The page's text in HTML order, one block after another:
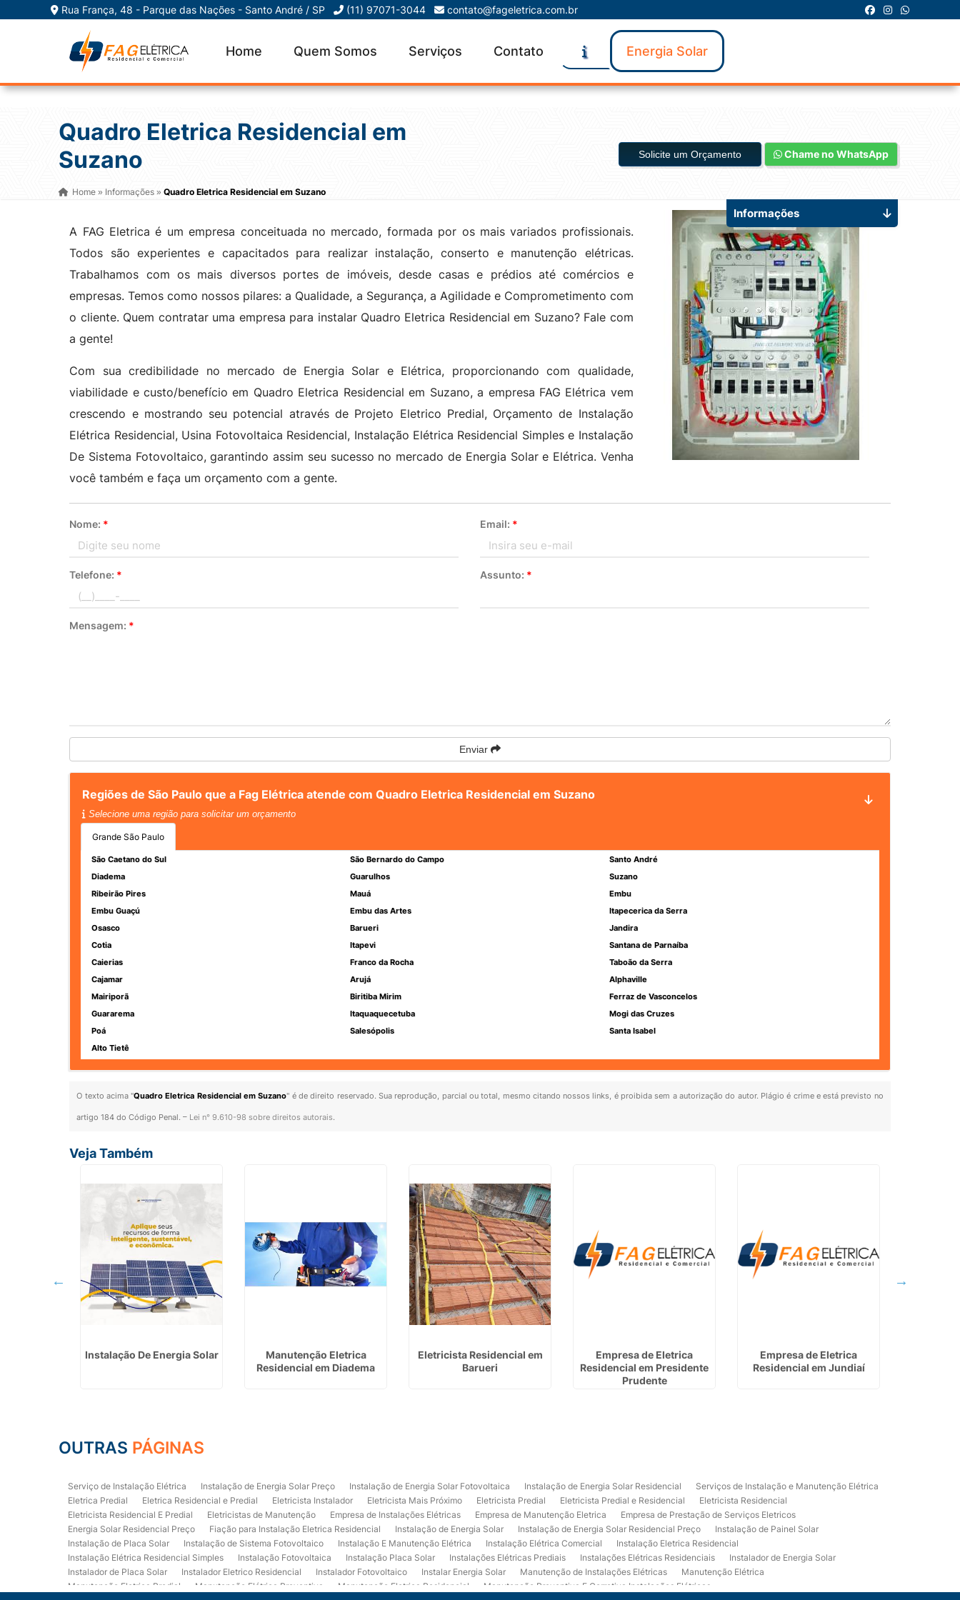
Rua França, 48 - Parque das Nações - Santo André / SP (11) 97071-3044 contato@fageletrica.com.br
Home Quem Somos Serviços Contato Energia Solar
Quadro Eletrica Residencial em
Suzano
Home » Informações »Quadro Eletrica Residencial em Suzano
Solicite um Orçamento Chame no WhatsApp
A FAG Eletrica é um empresa conceituada no mercado, formada por os mais variados profissionais.
Todos são experientes e capacitados para realizar instalação, conserto e manutenção elétricas.
Trabalhamos com os mais diversos portes de imóveis, desde casas e prédios até comércios e
empresas. Temos como nossos pilares: a Qualidade, a Segurança, a Agilidade e Comprometimento com
o cliente. Quem contratar uma empresa para instalar Quadro Eletrica Residencial em Suzano? Fale com
a gente!
Com sua credibilidade no mercado de Energia Solar e Elétrica, proporcionando com qualidade,
viabilidade e custo/benefício em Quadro Eletrica Residencial em Suzano, a empresa FAG Elétrica vem
crescendo e mostrando seu potencial através de Projeto Eletrico Predial, Orçamento de Instalação
Elétrica Residencial, Usina Fotovoltaica Residencial, Instalação Elétrica Residencial Simples e Instalação
De Sistema Fotovoltaico, garantindo assim seu sucesso no mercado de Energia Solar e Elétrica. Venha
você também e faça um orçamento com a gente.
Nome: * Email: *
Telefone: * Assunto: *
Mensagem: *
Enviar
Regiões de São Paulo que a Fag Elétrica atende com Quadro Eletrica Residencial em Suzano
Selecione uma região para solicitar um orçamento
Grande São Paulo
São Caetano do Sul São Bernardo do Campo
Santo André
Diadema
Guarulhos
Suzano
Ribeirão Pires
Mauá
Embu
Embu Guaçú
Embu das Artes
Itapecerica da Serra
Osasco
Barueri
Jandira
Cotia
Itapevi
Santana de Parnaíba
Caierias
Franco da Rocha
Taboão da Serra
Cajamar
Arujá
Alphaville
Mairiporã
Biritiba Mirim
Ferraz de Vasconcelos
Guararema
Itaquaquecetuba
Mogi das Cruzes
Poá
Salesópolis
Santa Isabel
Alto Tietê
O texto acima "Quadro Eletrica Residencial em Suzano" é de direito reservado. Sua reprodução, parcial ou total, mesmo citando nossos links, é proibida sem a autorização do autor. Plágio é crime e está previsto no
artigo 184 do Código Penal. – Lei n° 9.610-98 sobre direitos autorais.
Informações
Veja Também
Instalação De Energia Solar
Manutenção Eletrica
Residencial em Diadema
Eletricista Residencial em
Barueri
Empresa de Eletrica
Residencial em Presidente
Prudente
Empresa de Eletrica
Residencial em Jundiaí
OUTRAS PÁGINAS
Serviço de Instalação Elétrica Instalação de Energia Solar Preço Instalação de Energia Solar Fotovoltaica Instalação de Energia Solar Residencial
Serviços de Instalação e Manutenção Elétrica
Eletrica Predial
Eletrica Residencial e Predial Eletricista Instalador Eletricista Mais Próximo Eletricista Predial Eletricista Predial e Residencial
Eletricista Residencial
Eletricista Residencial E Predial
Eletricistas de Manutenção Empresa de Instalações Elétricas Empresa de Manutenção Eletrica
Empresa de Prestação de Serviços Eletricos
Energia Solar Residencial Preço
Fiação para Instalação Eletrica Residencial Instalação de Energia Solar Instalação de Energia Solar Residencial Preço
Instalação de Painel Solar
Instalação de Placa Solar
Instalação de Sistema Fotovoltaico Instalação E Manutenção Elétrica Instalação Elétrica Comercial
Instalação Eletrica Residencial
Instalação Elétrica Residencial Simples
Instalação Fotovoltaica Instalação Placa Solar Instalações Elétricas Prediais Instalações Elétricas Residenciais
Instalador de Energia Solar
Instalador de Placa Solar
Instalador Eletrico Residencial Instalador Fotovoltaico Instalar Energia Solar Manutenção de Instalações Elétricas
Manutenção Elétrica
Manutenção Eletrica Predial
Manutenção Elétrica Preventiva Manutenção Eletrica Residencial
Manutenção Preventiva E Corretiva Instalações Elétricas